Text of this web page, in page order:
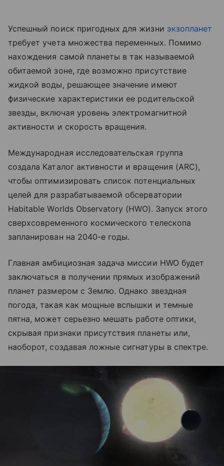
Успешный поиск пригодных для жизни экзопланет
требует учета множества переменных. Помимо
нахождения самой планеты в так называемой
обитаемой зоне, где возможно присутствие
жидкой воды, решающее значение имеют
физические характеристики ее родительской
звезды, включая уровень электромагнитной
активности и скорость вращения.
Международная исследовательская группа
создала Каталог активности и вращения (ARC),
чтобы оптимизировать список потенциальных
целей для разрабатываемой обсерватории
Habitable Worlds Observatory (HWO). Запуск этого
сверхсовременного космического телескопа
запланирован на 2040-е годы.
Главная амбициозная задача миссии HWO будет
заключаться в получении прямых изображений
планет размером с Землю. Однако звездная
погода, такая как мощные вспышки и темные
пятна, может серьезно мешать работе оптики,
скрывая признаки присутствия планеты или,
наоборот, создавая ложные сигнатуры в спектре.